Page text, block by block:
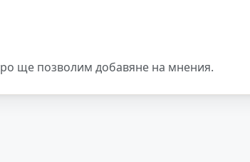
ще позволим добавяне на мнения.